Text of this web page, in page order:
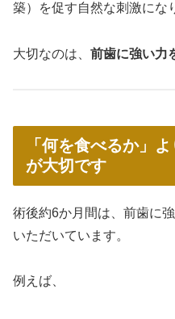
築）を促す自然な刺激にな
大切なのは、 前歯に強い力
「何を食べるか」
が大切です
術後約6か月間は、前歯に
いただいています。
例えば、